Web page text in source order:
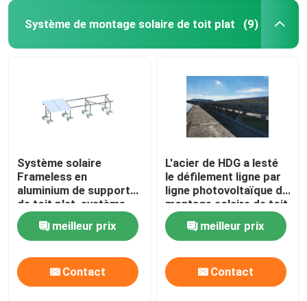
Système de montage solaire de toit plat (9)
Système solaire
Frameless en
aluminium de support
de toit plat, système
commercial de support
de ballastmeilleur prix
Contact
L'acier de HDG a lesté
le défilement ligne par
ligne photovoltaïque de
montage solaire de toit
plat de systèmes
meilleur prix
Contact